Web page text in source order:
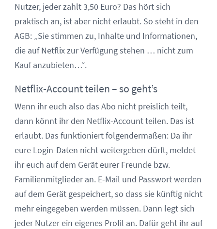
Nutzer, jeder zahlt 3,50 Euro? Das hört sich
praktisch an, ist aber nicht erlaubt. So steht in den
AGB: „Sie stimmen zu, Inhalte und Informationen,
die auf Netflix zur Verfügung stehen … nicht zum
Kauf anzubieten…“.
Netflix-Account teilen – so geht’s
Wenn ihr euch also das Abo nicht preislich teilt,
dann könnt ihr den Netflix-Account teilen. Das ist
erlaubt. Das funktioniert folgendermaßen: Da ihr
eure Login-Daten nicht weitergeben dürft, meldet
ihr euch auf dem Gerät eurer Freunde bzw.
Familienmitglieder an. E-Mail und Passwort werden
auf dem Gerät gespeichert, so dass sie künftig nicht
mehr eingegeben werden müssen. Dann legt sich
jeder Nutzer ein eigenes Profil an. Dafür geht ihr auf